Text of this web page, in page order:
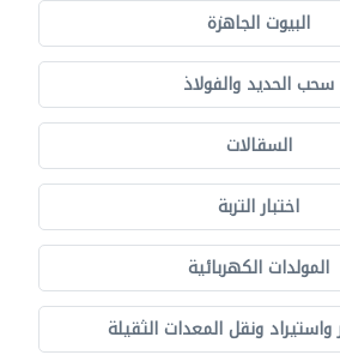
البيوت الجاهزة
سحب الحديد والفولاذ
السقالات
اختبار التربة
المولدات الكهربائية
واستيراد ونقل المعدات الثقيلة